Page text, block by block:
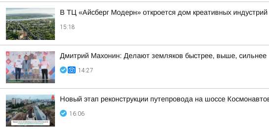
В ТЦ «Айсберг Модерн» откроется дом креативных индустрий
15:18
Дмитрий Махонин: Делают земляков быстрее, выше, сильнее
14:27
Новый этап реконструкции путепровода на шоссе
16:06